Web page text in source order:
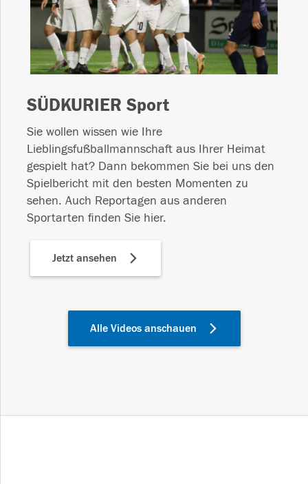
SÜDKURIER Sport
Sie wollen wissen wie Ihre
Lieblingsfußballmannschaft aus Ihrer Heimat
gespielt hat? Dann bekommen Sie bei uns den
Spielbericht mit den besten Momenten zu
sehen. Auch Reportagen aus anderen
Sportarten finden Sie hier.
Jetzt ansehen
Alle Videos anschauen